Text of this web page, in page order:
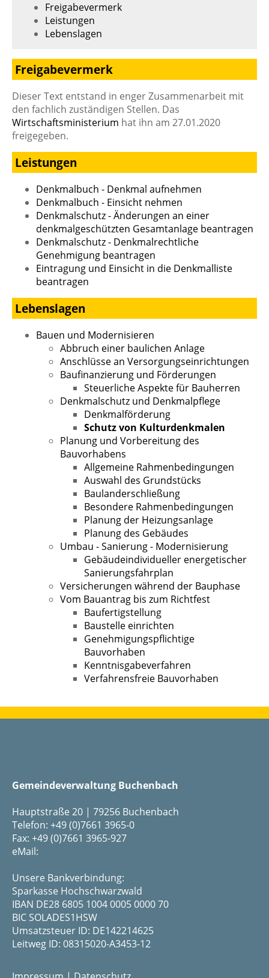
Freigabevermerk
Leistungen
Lebenslagen
Freigabevermerk
Dieser Text entstand in enger Zusammenarbeit mit
den fachlich zuständigen Stellen. Das
Wirtschaftsministerium hat ihn am 27.01.2020
freigegeben.
Leistungen
Denkmalbuch - Denkmal aufnehmen
Denkmalbuch - Einsicht nehmen
Denkmalschutz - Änderungen an einer
denkmalgeschützten Gesamtanlage beantragen
Denkmalschutz - Denkmalrechtliche
Genehmigung beantragen
Eintragung und Einsicht in die Denkmalliste
beantragen
Lebenslagen
Bauen und Modernisieren
Abbruch einer baulichen Anlage
Anschlüsse an Versorgungseinrichtungen
Baufinanzierung und Förderungen
Steuerliche Aspekte für Bauherren
Denkmalschutz und Denkmalpflege
Denkmalförderung
Schutz von Kulturdenkmalen
Planung und Vorbereitung des
Bauvorhabens
Allgemeine Rahmenbedingungen
Auswahl des Grundstücks
Baulanderschließung
Besondere Rahmenbedingungen
Planung der Heizungsanlage
Planung des Gebäudes
Umbau - Sanierung - Modernisierung
Gebäudeindividueller energetischer
Sanierungsfahrplan
Versicherungen während der Bauphase
Vom Bauantrag bis zum Richtfest
Baufertigstellung
Baustelle einrichten
Genehmigungspflichtige
Bauvorhaben
Kenntnisgabeverfahren
Verfahrensfreie Bauvorhaben
Gemeindeverwaltung Buchenbach
Hauptstraße 20 | 79256 Buchenbach
Telefon: +49 (0)7661 3965-0
Fax: +49 (0)7661 3965-927
eMail:
Unsere Bankverbindung:
Sparkasse Hochschwarzwald
IBAN DE28 6805 1004 0005 0000 70
BIC SOLADES1HSW
Umsatzsteuer ID: DE142214625
Leitweg ID: 08315020-A3453-12